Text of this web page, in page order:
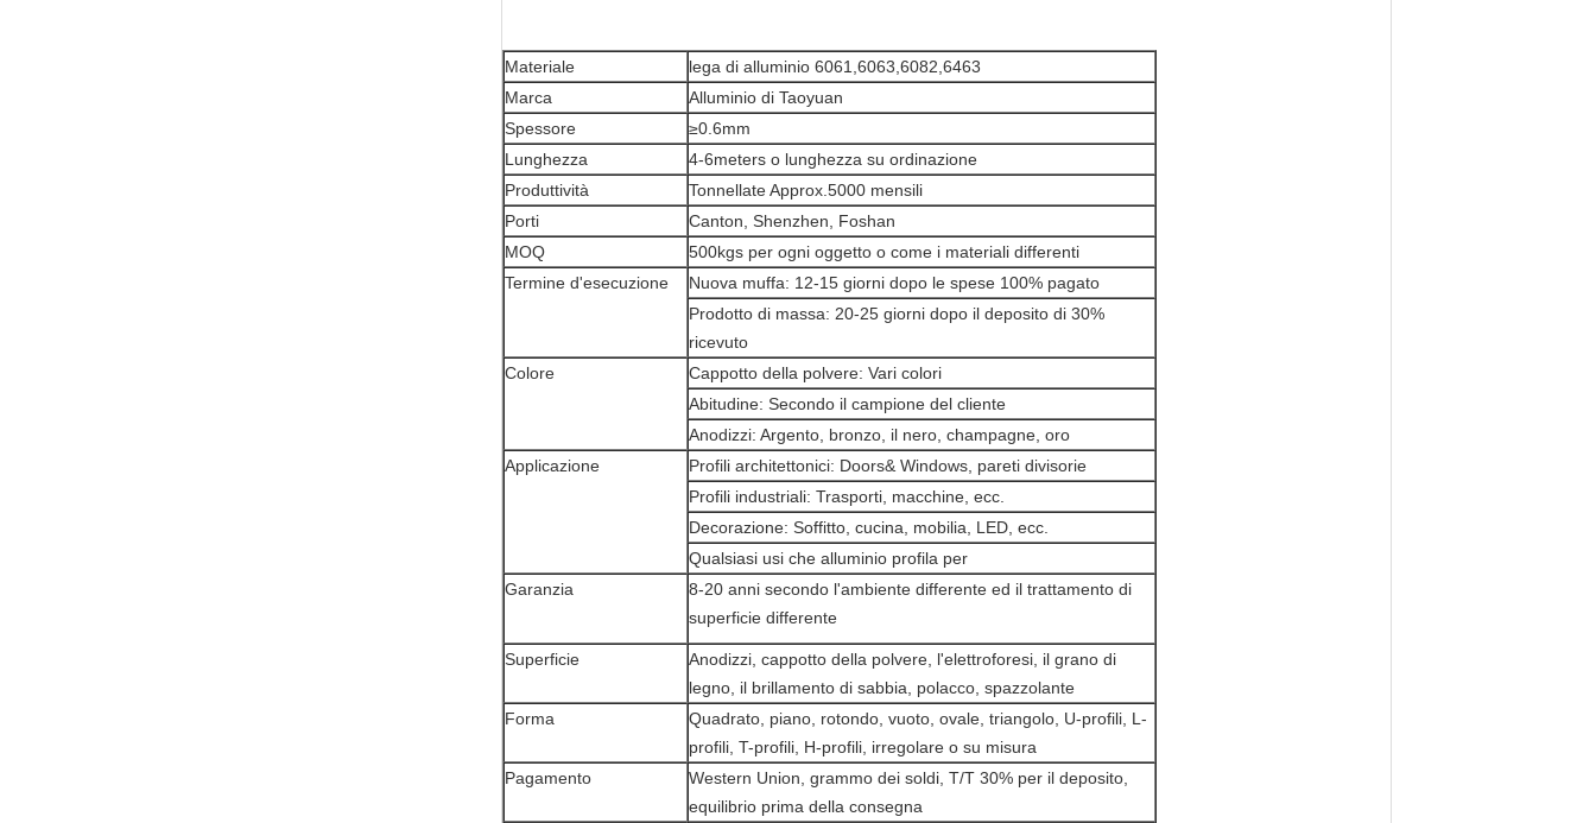
Materiale
lega di alluminio 6061,6063,6082,6463
Marca
Alluminio di Taoyuan
Spessore
≥0.6mm
Lunghezza
4-6meters o lunghezza su ordinazione
Produttività
Tonnellate Approx.5000 mensili
Porti
Canton, Shenzhen, Foshan
MOQ
500kgs per ogni oggetto o come i materiali differenti
Termine d'esecuzione
Nuova muffa: 12-15 giorni dopo le spese 100% pagato
Prodotto di massa: 20-25 giorni dopo il deposito di 30%
ricevuto
Colore
Cappotto della polvere: Vari colori
Abitudine: Secondo il campione del cliente
Anodizzi: Argento, bronzo, il nero, champagne, oro
Applicazione
Profili architettonici: Doors& Windows, pareti divisorie
Profili industriali: Trasporti, macchine, ecc.
Decorazione: Soffitto, cucina, mobilia, LED, ecc.
Qualsiasi usi che alluminio profila per
Garanzia
8-20 anni secondo l'ambiente differente ed il trattamento di
superficie differente
Superficie
Anodizzi, cappotto della polvere, l'elettroforesi, il grano di
legno, il brillamento di sabbia, polacco, spazzolante
Forma
Quadrato, piano, rotondo, vuoto, ovale, triangolo, U-profili, L-
profili, T-profili, H-profili, irregolare o su misura
Pagamento
Western Union, grammo dei soldi, T/T 30% per il deposito,
equilibrio prima della consegna